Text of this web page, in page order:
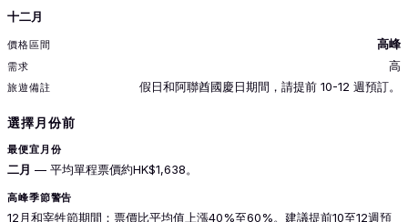
十二月
高峰
高
假日和阿聯酋國慶日期間，請提前 10-12 週預訂。
選擇月份前
最便宜月份
二月 — 平均單程票價約HK$1,638。
高峰季節警告
12月和宰牲節期間：票價比平均值上漲40%至60%。建議提前10至12週預